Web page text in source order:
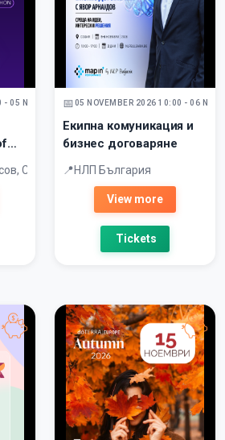
- 05 NOVEMBER 2026
София Тех Парк
05 NOVEMBER 2026 10:00 - 06
Екипна комуникация и
бизнес договаряне
НЛП България
View more
Tickets